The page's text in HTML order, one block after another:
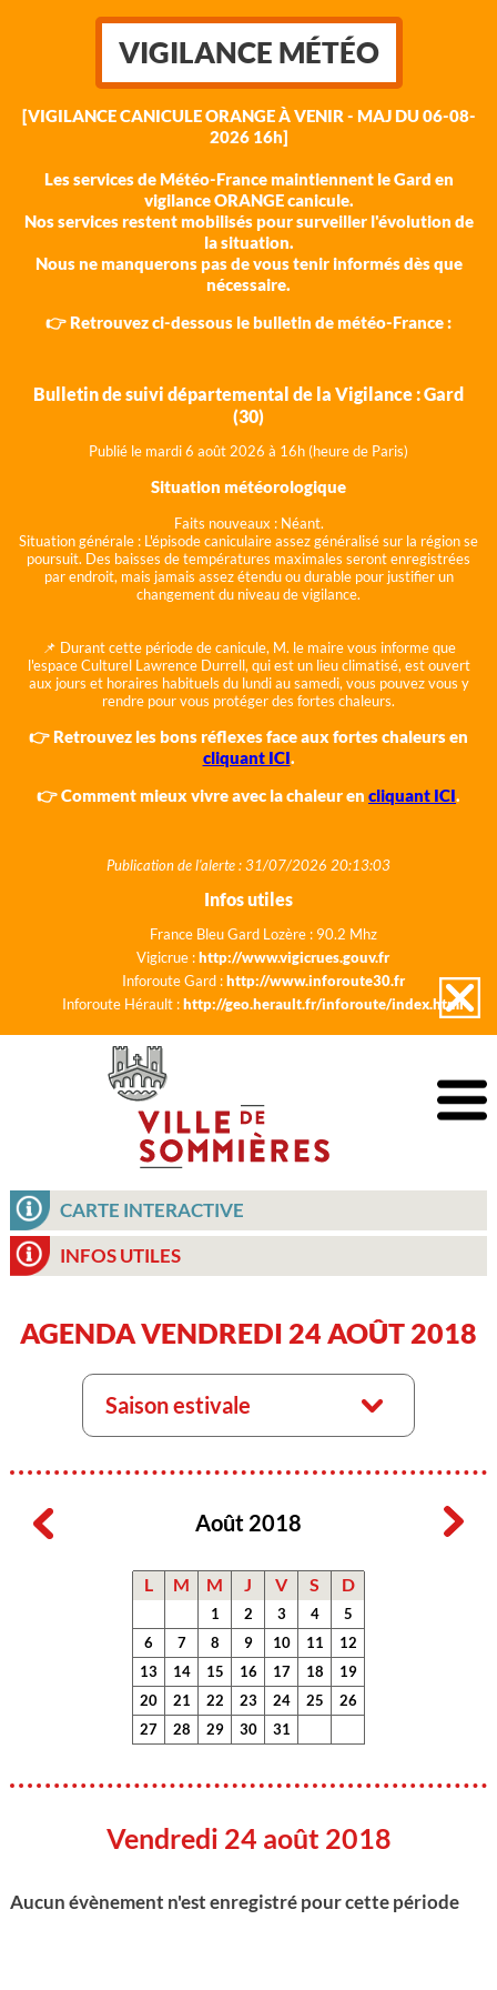
VIGILANCE MÉTÉO
[VIGILANCE CANICULE ORANGE À VENIR - MAJ DU 06-08-
2026 16h]
Les services de Météo-France maintiennent le Gard en
vigilance ORANGE canicule.
Nos services restent mobilisés pour surveiller l'évolution de
la situation.
Nous ne manquerons pas de vous tenir informés dès que
nécessaire.
👉 Retrouvez ci-dessous le bulletin de météo-France :
Bulletin de suivi départemental de la Vigilance : Gard
(30)
Publié le mardi 6 août 2026 à 16h (heure de Paris)
Situation météorologique
Faits nouveaux : Néant.
Situation générale : L'épisode caniculaire assez généralisé sur la région se
poursuit. Des baisses de températures maximales seront enregistrées
par endroit, mais jamais assez étendu ou durable pour justifier un
changement du niveau de vigilance.
📌 Durant cette période de canicule, M. le maire vous informe que
l'espace Culturel Lawrence Durrell, qui est un lieu climatisé, est ouvert
aux jours et horaires habituels du lundi au samedi, vous pouvez vous y
rendre pour vous protéger des fortes chaleurs.
👉 Retrouvez les bons réflexes face aux fortes chaleurs en
cliquant ICI.
👉 Comment mieux vivre avec la chaleur en cliquant ICI.
Publication de l'alerte : 31/07/2026 20:13:03
Infos utiles
France Bleu Gard Lozère : 90.2 Mhz
Vigicrue :http://www.vigicrues.gouv.fr
Inforoute Gard :http://www.inforoute30.fr
Inforoute Hérault :http://geo.herault.fr/inforoute/index.html
CARTE INTERACTIVE
INFOS UTILES
AGENDA VENDREDI 24 AOÛT 2018
Saison estivale
Août 2018
L M M J V S D
1 2 3 4
5
6
7 8 9 10 11
12
13
14 15 16 17 18
19
20
21 22 23 24 25
26
27
28 29 30 31
Vendredi 24 août 2018
Aucun évènement n'est enregistré pour cette période